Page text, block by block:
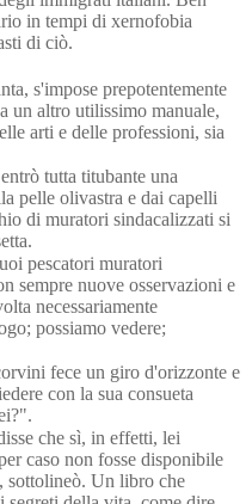
in tempi di xernofobia
di ciò.
s'impose prepotentemente
un altro utilissimo manuale,
arti e delle professioni, sia
tutta titubante una
pelle olivastra e dai capelli
di muratori sindacalizzati si
pescatori muratori
sempre nuove osservazioni e
necessariamente
possiamo vedere;
fece un giro d'orizzonte e
con la sua consueta
che sì, in effetti, lei
caso non fosse disponibile
sottolineò. Un libro che